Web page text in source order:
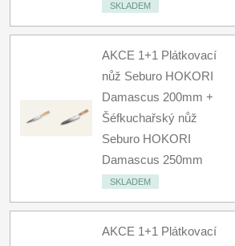
SKLADEM
AKCE 1+1 Plátkovací
nůž Seburo HOKORI
Damascus 200mm +
Šéfkuchařský nůž
Seburo HOKORI
Damascus 250mm
SKLADEM
AKCE 1+1 Plátkovací